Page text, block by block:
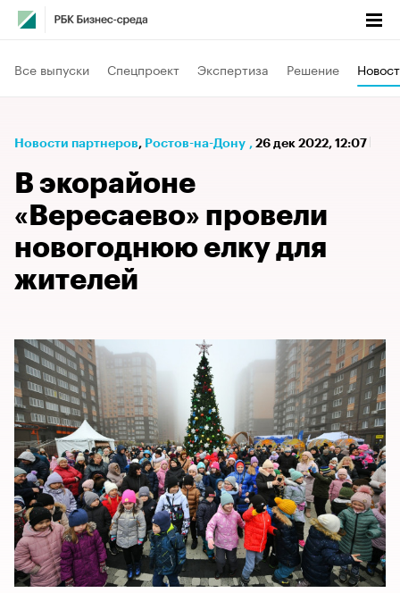
Все выпуски Спецпроект Экспертиза Решение
Новости партнеров⁠, Ростов-на-Дону , 26 дек 2022, 12:07
В экорайоне
«Вересаево» провели
новогоднюю елку для
жителей